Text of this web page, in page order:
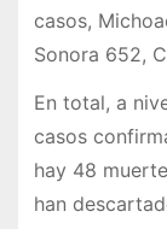
casos,
Sonora 652,
En total, a
casos
hay 48
han